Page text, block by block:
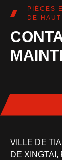
PIÈCES
DE
VILLE DE
DE